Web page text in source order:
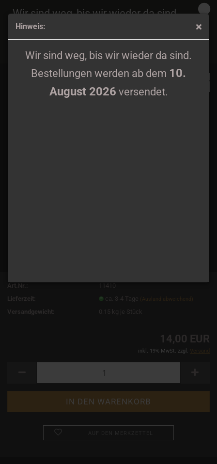
Hinweis:
Wir sind weg, bis wir wieder da sind.
Bestellungen werden ab dem 10.
August 2026 versendet.
Wir sind weg, bis wir wieder da sind.
Bestellungen werden ab dem
August 2026
versendet.
Place I Remember Digipak CD
Art.Nr.:
11410
Lieferzeit:
ca. 3-4 Tage (Ausland abweichend)
Versandgewicht: 0.15 kg je Stück
14,00 EUR
inkl. 19% MwSt. zzgl. Versand